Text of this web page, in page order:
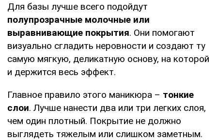
Для базы лучше всего подойдут
полупрозрачные молочные или
выравнивающие покрытия. Они помогают
визуально сгладить неровности и создают ту
самую мягкую, деликатную основу, на которой
и держится весь эффект.
Главное правило этого маникюра – тонкие
слои. Лучше нанести два или три легких слоя,
чем один плотный. Покрытие не должно
выглядеть тяжелым или слишком заметным.